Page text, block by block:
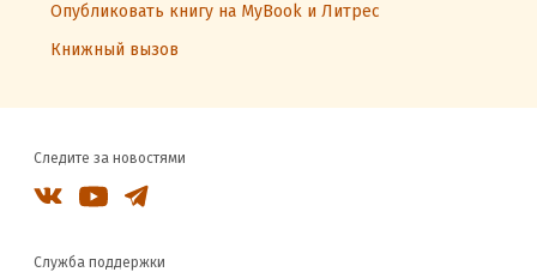
Опубликовать книгу на MyBook и Литрес
Книжный вызов
Следите за новостями
Служба поддержки